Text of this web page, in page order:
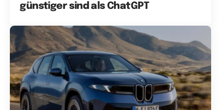
günstiger sind als ChatGPT